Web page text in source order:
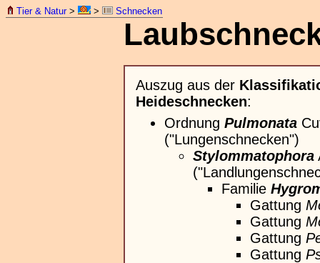
Tier & Natur> > Schnecken
Auszug aus der
Heideschnecken:
Ordnung Pulmonata
("Lungenschnecken")
Stylommatophora
Familie
Gattung
Gattung
Gattung
Gattung